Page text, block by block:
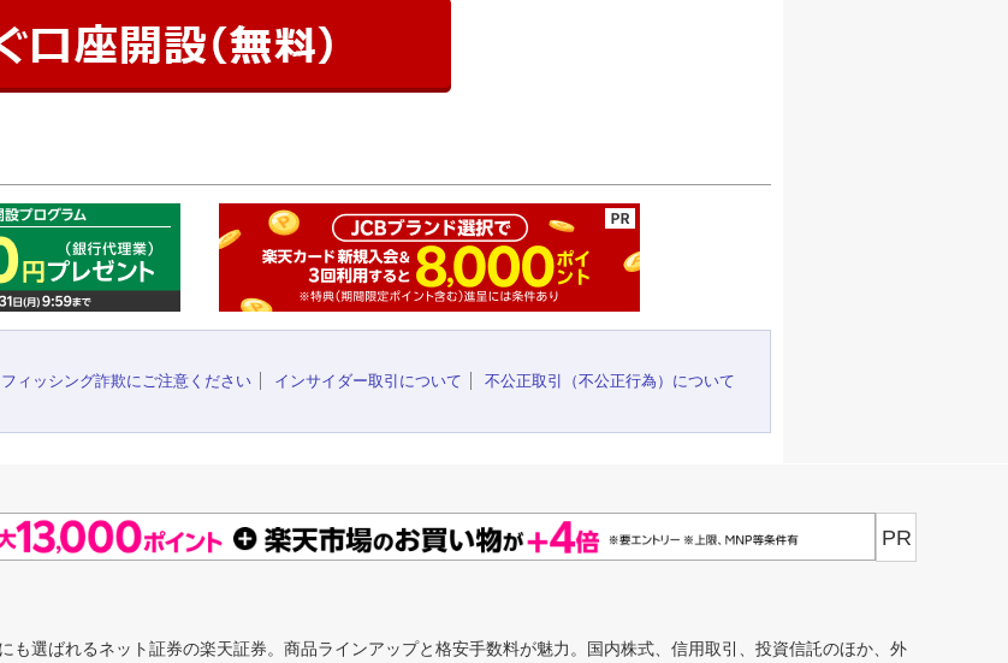
フィッシング詐欺にご注意ください インサイダー取引について
不公正取引（不公正行為）について
PR
選ばれるネット証券の楽天証券。商品ラインアップと格安手数料が魅力。国内株式、信用取引、投資信託のほか、外